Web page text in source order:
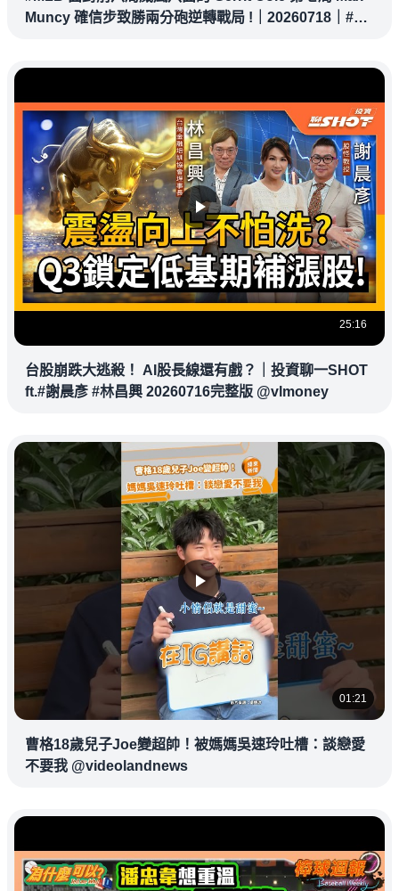
Muncy 確信步致勝兩分砲逆轉戰局 !｜20260718｜#洛
25:16
台股崩跌大逃殺！ AI股長線還有戲？｜投資聊一SHOT
ft.#謝晨彥 #林昌興 20260716完整版 @vlmoney
01:21
曹格18歲兒子Joe變超帥！被媽媽吳速玲吐槽：談戀愛
不要我 @videolandnews